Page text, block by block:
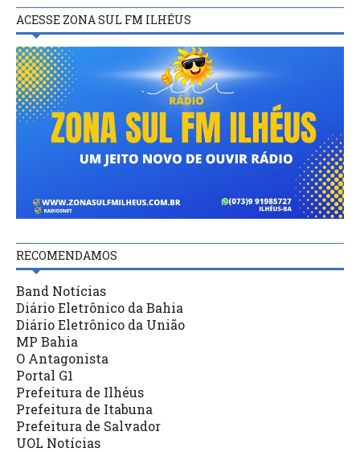
ACESSE ZONA SUL FM ILHÉUS
RECOMENDAMOS
Band Notícias
Diário Eletrônico da Bahia
Diário Eletrônico da União
MP Bahia
O Antagonista
Portal G1
Prefeitura de Ilhéus
Prefeitura de Itabuna
Prefeitura de Salvador
UOL Notícias